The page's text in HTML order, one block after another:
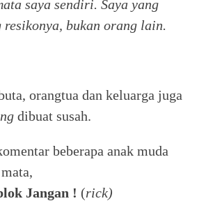
saya sendiri. Saya yang
resikonya, bukan orang lain.
orangtua dan keluarga juga
dibuat susah.
beberapa anak muda
Jangan ! (rick)